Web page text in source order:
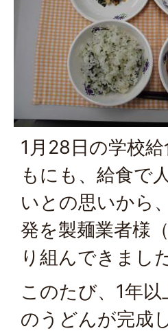
1月28日の学校
もにも、給食で
いとの思いから
発を製麺業者様
り組んできました
このたび、1年
のうどんが完成